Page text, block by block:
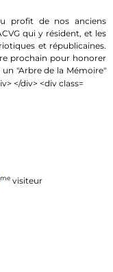
profit de nos anciens
qui y résident, et les
et républicaines.
prochain pour honorer
"Arbre de la Mémoire"
visiteur